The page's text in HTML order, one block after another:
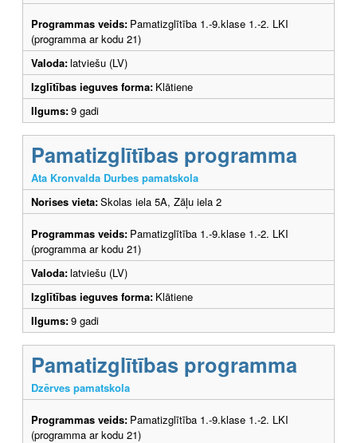
Programmas veids: Pamatizglītība 1.-9.klase 1.-2. LKI
(programma ar kodu 21)
Valoda:latviešu (LV)
Izglītības ieguves forma: Klātiene
Ilgums:9 gadi
Pamatizglītības programma
Ata Kronvalda Durbes pamatskola
Norises vieta:Skolas iela 5A, Zāļu iela 2
Programmas veids: Pamatizglītība 1.-9.klase 1.-2. LKI
(programma ar kodu 21)
Valoda:latviešu (LV)
Izglītības ieguves forma: Klātiene
Ilgums:9 gadi
Pamatizglītības programma
Dzērves pamatskola
Programmas veids: Pamatizglītība 1.-9.klase 1.-2. LKI
(programma ar kodu 21)